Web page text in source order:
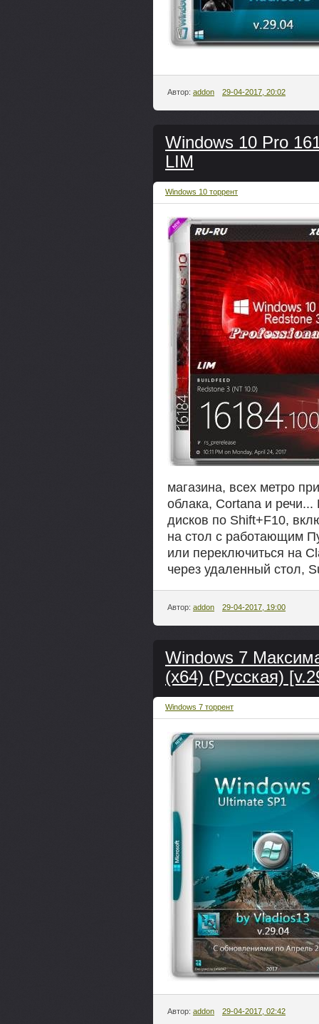
Автор: addon 29-04-2017, 20:02
Windows 10 Pro
LIM
Windows 10 торрент
магазина, всех метро
облака, Cortana и
дисков по Shift+F10,
на стол с работающим
или переключиться на
через удаленный стол,
Автор: addon 29-04-2017, 19:00
Windows 7
(x64) (Русская)
Windows 7 торрент
Автор: addon 29-04-2017, 02:42